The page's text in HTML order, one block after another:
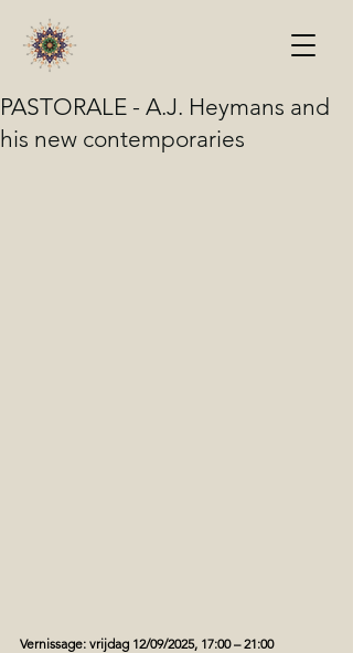
PASTORALE - A.J. Heymans and
his new contemporaries
Vernissage: vrijdag 12/09/2025, 17:00 – 21:00